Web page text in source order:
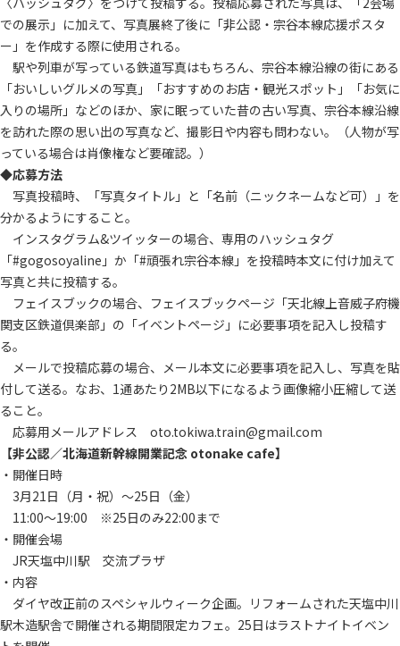
での展示」に加えて、写真展終了後に「非公認・宗谷本線応援ポスタ
ー」を作成する際に使用される。
駅や列車が写っている鉄道写真はもちろん、宗谷本線沿線の街にある
「おいしいグルメの写真」「おすすめのお店・観光スポット」「お気に
入りの場所」などのほか、家に眠っていた昔の古い写真、宗谷本線沿線
を訪れた際の思い出の写真など、撮影日や内容も問わない。（人物が写
っている場合は肖像権など要確認。）
◆応募方法
写真投稿時、「写真タイトル」と「名前（ニックネームなど可）」を
分かるようにすること。
インスタグラム&ツイッターの場合、専用のハッシュタグ
「#gogosoyaline」か「#頑張れ宗谷本線」を投稿時本文に付け加えて
写真と共に投稿する。
フェイスブックの場合、フェイスブックページ「天北線上音威子府機
関支区鉄道倶楽部」の「イベントページ」に必要事項を記入し投稿す
る。
メールで投稿応募の場合、メール本文に必要事項を記入し、写真を貼
付して送る。なお、1通あたり2MB以下になるよう画像縮小圧縮して送
ること。
応募用メールアドレス oto.tokiwa.train@gmail.com
【非公認／北海道新幹線開業記念 otonake cafe】
・開催日時
3月21日（月・祝）～25日（金）
11:00～19:00 ※25日のみ22:00まで
・開催会場
JR天塩中川駅 交流プラザ
・内容
ダイヤ改正前のスペシャルウィーク企画。リフォームされた天塩中川
駅木造駅舎で開催される期間限定カフェ。25日はラストナイトイベン